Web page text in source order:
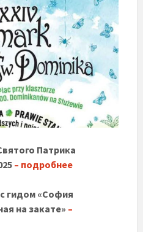
Патрика
– подробнее
гидом «София
на закате» –